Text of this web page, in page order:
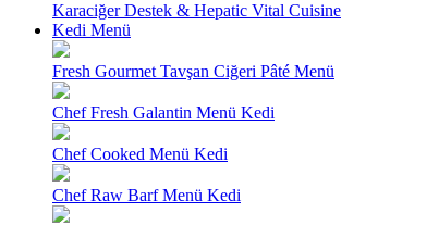
Karaciğer Destek & Hepatic Vital Cuisine
Kedi Menü
Fresh Gourmet Tavşan Ciğeri Pâté Menü
Chef Fresh Galantin Menü Kedi
Chef Cooked Menü Kedi
Chef Raw Barf Menü Kedi